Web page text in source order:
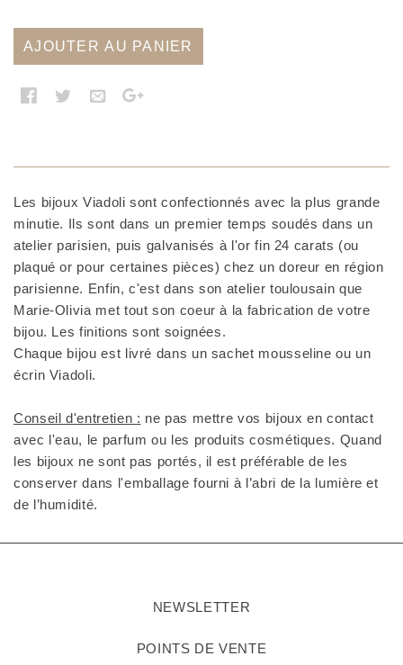
AJOUTER AU PANIER
Les bijoux Viadoli sont confectionnés avec la plus grande
minutie. Ils sont dans un premier temps soudés dans un
atelier parisien, puis galvanisés à l'or fin 24 carats (ou
plaqué or pour certaines pièces) chez un doreur en région
parisienne. Enfin, c'est dans son atelier toulousain que
Marie-Olivia met tout son coeur à la fabrication de votre
bijou. Les finitions sont soignées.
Chaque bijou est livré dans un sachet mousseline ou un
écrin Viadoli.
Conseil d'entretien : ne pas mettre vos bijoux en contact
avec l'eau, le parfum ou les produits cosmétiques. Quand
les bijoux ne sont pas portés, il est préférable de les
conserver dans l'emballage fourni à l’abri de la lumière et
de l’humidité.
NEWSLETTER
POINTS DE VENTE